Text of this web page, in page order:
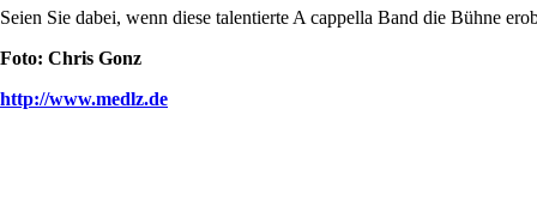
Seien Sie dabei, wenn diese talentierte A cappella Band die Bühne
Foto: Chris Gonz
http://www.medlz.de